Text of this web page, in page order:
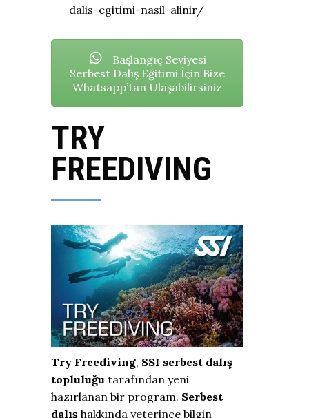
dalis-egitimi-nasil-alinir/
Başlangıç Seviyesi
Serbest Dalış Eğitimi İçin Bize
Whatsapp’tan Ulaşabilirsiniz
TRY
FREEDIVING
Try Freediving, SSI serbest dalış
topluluğu tarafından yeni
hazırlanan bir program. Serbest
dalış hakkında yeterince bilgin